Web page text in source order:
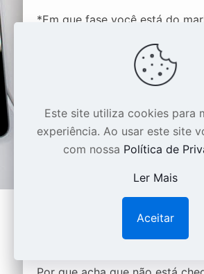
*Em que fase você está do
iniciando o negócio
eu mesmo faço
tenho um depto de
*Sua área de
*Quando pretende iniciar estas
Este site utiliza cookies para
experiência. Ao usar este site
com nossa Política de
Ler Mais
Aceitar